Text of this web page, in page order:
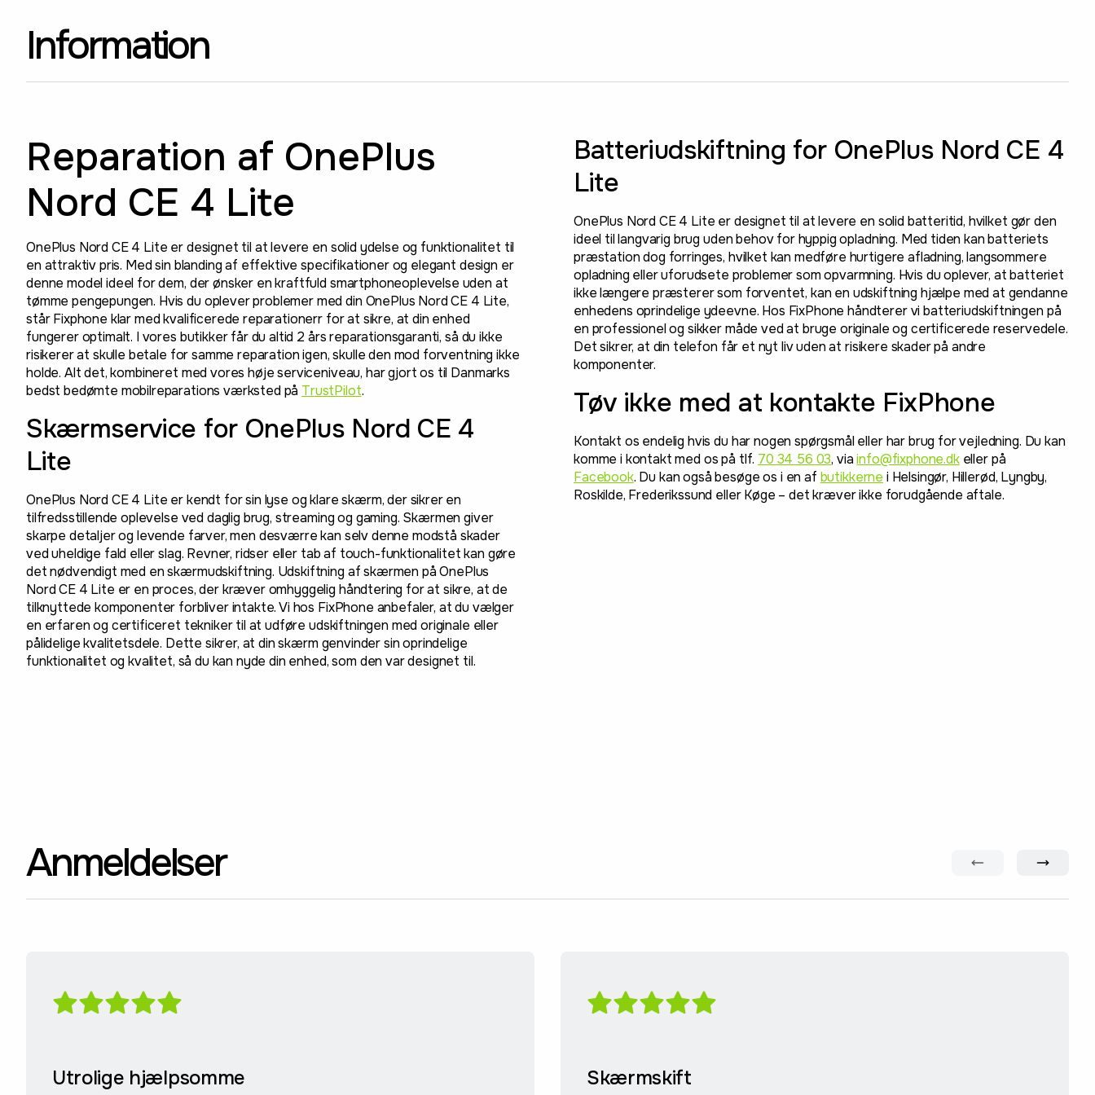
Information
Reparation af OnePlus
Nord CE 4 Lite
OnePlus Nord CE 4 Lite er designet til at levere en solid ydelse og funktionalitet til
en attraktiv pris. Med sin blanding af effektive specifikationer og elegant design er
denne model ideel for dem, der ønsker en kraftfuld smartphoneoplevelse uden at
tømme pengepungen. Hvis du oplever problemer med din OnePlus Nord CE 4 Lite,
står Fixphone klar med kvalificerede reparationerr for at sikre, at din enhed
fungerer optimalt. I vores butikker får du altid 2 års reparationsgaranti, så du ikke
risikerer at skulle betale for samme reparation igen, skulle den mod forventning ikke
holde. Alt det, kombineret med vores høje serviceniveau, har gjort os til Danmarks
bedst bedømte mobilreparations værksted på TrustPilot.
Skærmservice for OnePlus Nord CE 4
Lite
OnePlus Nord CE 4 Lite er kendt for sin lyse og klare skærm, der sikrer en
tilfredsstillende oplevelse ved daglig brug, streaming og gaming. Skærmen giver
skarpe detaljer og levende farver, men desværre kan selv denne modstå skader
ved uheldige fald eller slag. Revner, ridser eller tab af touch-funktionalitet kan gøre
det nødvendigt med en skærmudskiftning. Udskiftning af skærmen på OnePlus
Nord CE 4 Lite er en proces, der kræver omhyggelig håndtering for at sikre, at de
tilknyttede komponenter forbliver intakte. Vi hos FixPhone anbefaler, at du vælger
en erfaren og certificeret tekniker til at udføre udskiftningen med originale eller
pålidelige kvalitetsdele. Dette sikrer, at din skærm genvinder sin oprindelige
funktionalitet og kvalitet, så du kan nyde din enhed, som den var designet til.
Batteriudskiftning for OnePlus Nord CE 4
Lite
OnePlus Nord CE 4 Lite er designet til at levere en solid batteritid, hvilket gør den
ideel til langvarig brug uden behov for hyppig opladning. Med tiden kan batteriets
præstation dog forringes, hvilket kan medføre hurtigere afladning, langsommere
opladning eller uforudsete problemer som opvarmning. Hvis du oplever, at batteriet
ikke længere præsterer som forventet, kan en udskiftning hjælpe med at gendanne
enhedens oprindelige ydeevne. Hos FixPhone håndterer vi batteriudskiftningen på
en professionel og sikker måde ved at bruge originale og certificerede reservedele.
Det sikrer, at din telefon får et nyt liv uden at risikere skader på andre
komponenter.
Tøv ikke med at kontakte FixPhone
Kontakt os endelig hvis du har nogen spørgsmål eller har brug for vejledning. Du kan
komme i kontakt med os på tlf. 70 34 56 03, viainfo@fixphone.dkeller på
Facebook. Du kan også besøge os i en af butikkerne i Helsingør, Hillerød, Lyngby,
Roskilde, Frederikssund eller Køge – det kræver ikke forudgående aftale.
Anmeldelser
Utrolige hjælpsomme Skærmskift